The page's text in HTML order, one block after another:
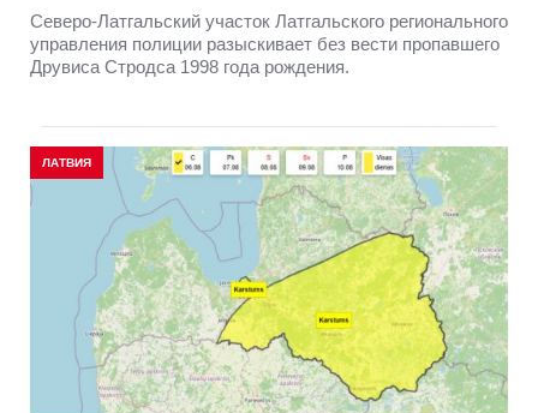
Северо-Латгальский участок Латгальского регионального
управления полиции разыскивает без вести пропавшего
Друвиса Стродса 1998 года рождения.
ЛАТВИЯ